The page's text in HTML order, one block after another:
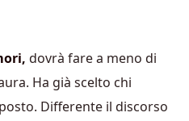
dovrà fare a meno di
Ha già scelto chi
Differente il discorso